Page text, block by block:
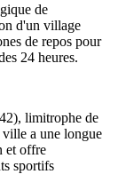
de
d'un village
de repos pour
24 heures.
limitrophe de
ville a une longue
et offre
sportifs